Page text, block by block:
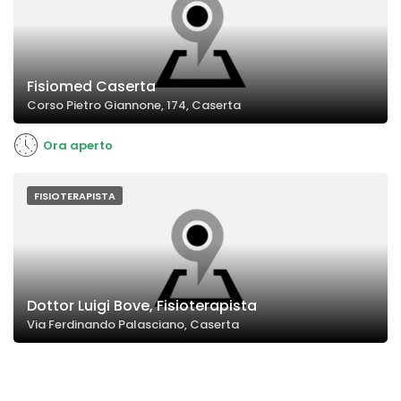
Fisiomed Caserta
Corso Pietro Giannone, 174, Caserta
Ora aperto
FISIOTERAPISTA
Dottor Luigi Bove, Fisioterapista
Via Ferdinando Palasciano, Caserta